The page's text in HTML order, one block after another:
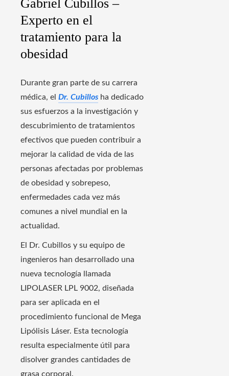
Gabriel Cubillos –
Experto en el
tratamiento para la
obesidad
Durante gran parte de su carrera
médica, el Dr. Cubillos ha dedicado
sus esfuerzos a la investigación y
descubrimiento de tratamientos
efectivos que pueden contribuir a
mejorar la calidad de vida de las
personas afectadas por problemas
de obesidad y sobrepeso,
enfermedades cada vez más
comunes a nivel mundial en la
actualidad.
El Dr. Cubillos y su equipo de
ingenieros han desarrollado una
nueva tecnología llamada
LIPOLASER LPL 9002, diseñada
para ser aplicada en el
procedimiento funcional de Mega
Lipólisis Láser. Esta tecnología
resulta especialmente útil para
disolver grandes cantidades de
grasa corporal.